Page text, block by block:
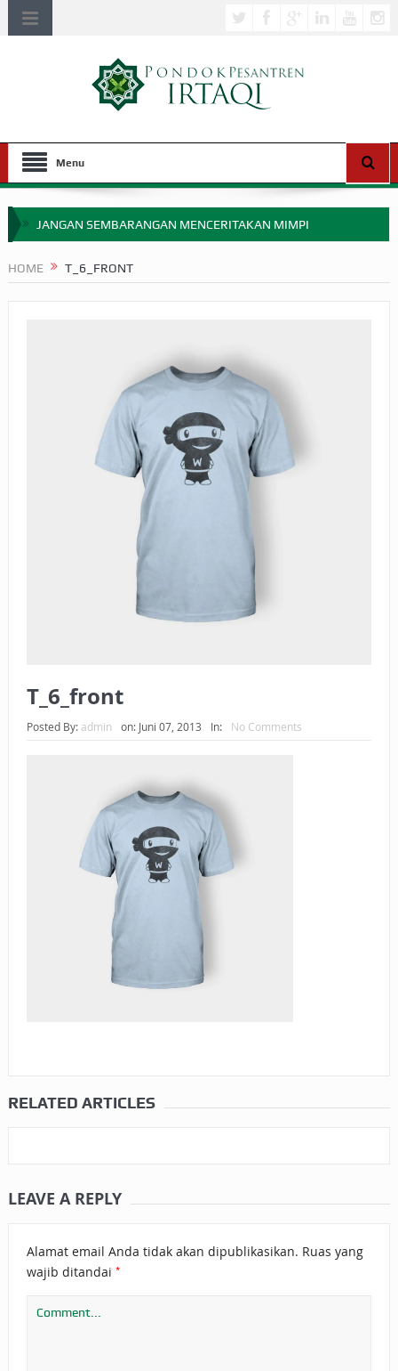
Menu
JANGAN SEMBARANGAN MENCERITAKAN MIMPI
HAKIKAT NIKMAT DI DUNIA!
BAGAIMANA CARA MEMBAYAR ZAKAT UANG?
UANG HARAM BISA MENJADI HALAL JIKA SEBAB
KEPEMILIKANNYA BERUBAH
ISTIDLAL BATIL VS ISTIDLAL SYAR’I
BAHASA CINTA KARENA ALLAH
HUKUM MEMBAYAR ZAKAT DENGAN CARA MENGANGSUR
HOME T_6_FRONT
T_6_front
Posted By: admin on: Juni 07, 2013 In: No Comments
RELATED ARTICLES
LEAVE A REPLY
Alamat email Anda tidak akan dipublikasikan. Ruas yang
wajib ditandai *